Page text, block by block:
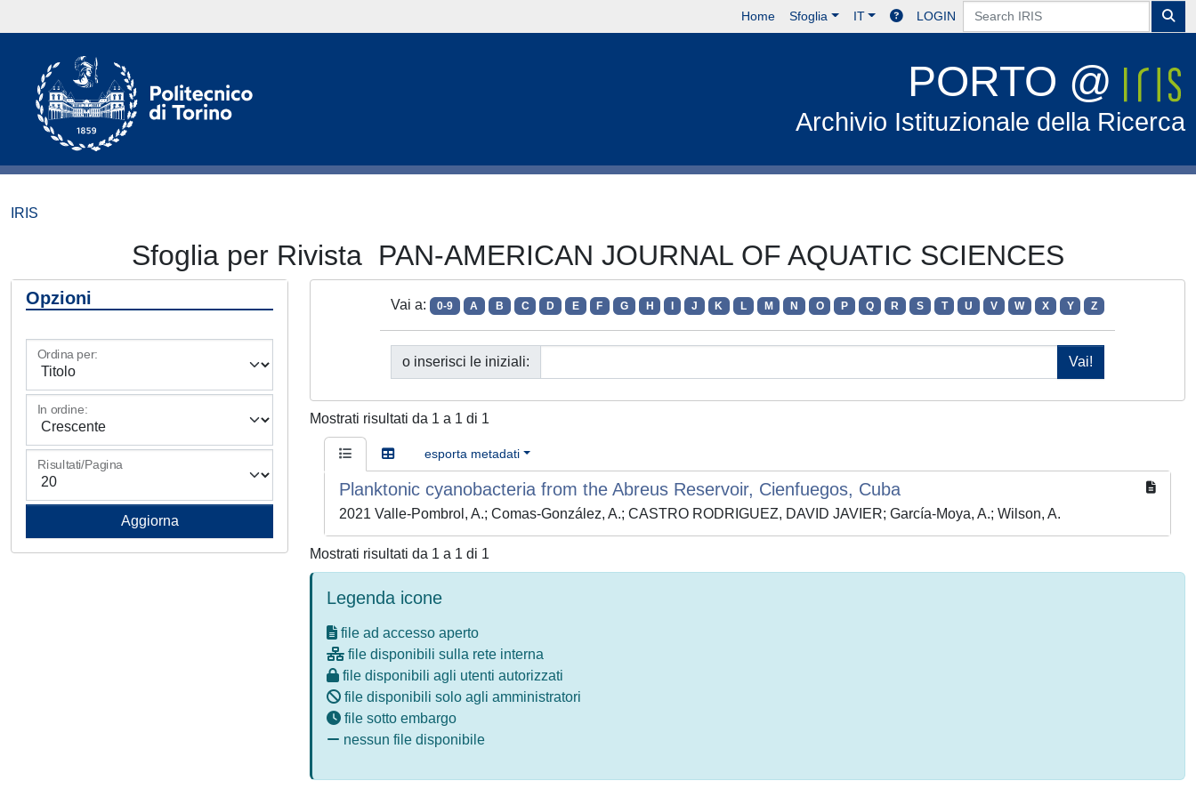
Home Sfoglia IT LOGIN
PORTO @
Archivio Istituzionale della Ricerca
IRIS
Sfoglia per Rivista PAN-AMERICAN JOURNAL OF AQUATIC SCIENCES
Opzioni
Ordina per:
In ordine:
Risultati/Pagina
Vai a: 0-9 A B C D E F G H J K L M N O P Q R S T U V W X Y Z
o inserisci le iniziali:
Mostrati risultati da 1 a 1 di 1
esporta metadati
Planktonic cyanobacteria from the Abreus Reservoir, Cienfuegos, Cuba
2021 Valle-Pombrol, A.; Comas-González, A.; CASTRO RODRIGUEZ, DAVID JAVIER; García-Moya, A.; Wilson, A.
Mostrati risultati da 1 a 1 di 1
Legenda icone
file ad accesso aperto
file disponibili sulla rete interna
file disponibili agli utenti autorizzati
file disponibili solo agli amministratori
file sotto embargo
nessun file disponibile